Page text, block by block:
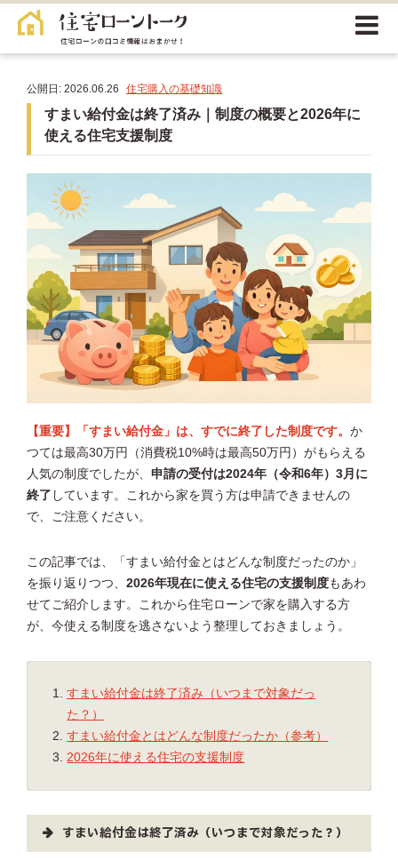
公開日: 2026.06.26 住宅購入の基礎知識
すまい給付金は終了済み｜制度の概要と2026年に
使える住宅支援制度
【重要】「すまい給付金」は、すでに終了した制度です。 か
つては最高30万円（消費税10%時は最高50万円）がもらえる
人気の制度でしたが、 申請の受付は2024年（令和6年）3月に
終了 しています。これから家を買う方は申請できませんの
で、ご注意ください。
この記事では、「すまい給付金とはどんな制度だったのか」
を振り返りつつ、 2026年現在に使える住宅の支援制度もあわ
せてご紹介します。これから住宅ローンで家を購入する方
が、今使える制度を逃さないよう整理しておきましょう。
すまい給付金は終了済み（いつまで対象だっ
た？）
すまい給付金とはどんな制度だったか（参考）
2026年に使える住宅の支援制度
すまい給付金は終了済み（いつまで対象だった？）